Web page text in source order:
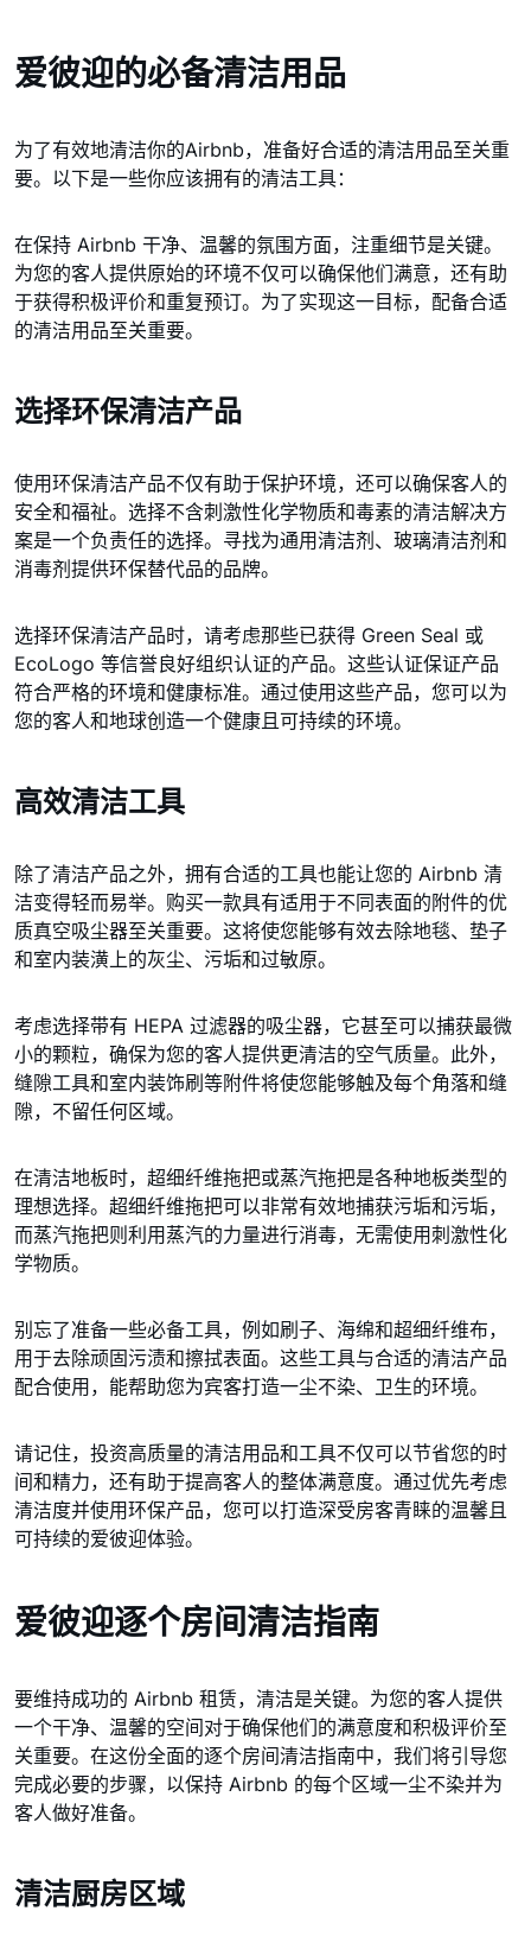
爱彼迎的必备清洁用品
为了有效地清洁你的Airbnb，准备好合适的清洁用品至关重
要。以下是一些你应该拥有的清洁工具：
在保持 Airbnb 干净、温馨的氛围方面，注重细节是关键。
为您的客人提供原始的环境不仅可以确保他们满意，还有助
于获得积极评价和重复预订。为了实现这一目标，配备合适
的清洁用品至关重要。
选择环保清洁产品
使用环保清洁产品不仅有助于保护环境，还可以确保客人的
安全和福祉。选择不含刺激性化学物质和毒素的清洁解决方
案是一个负责任的选择。寻找为通用清洁剂、玻璃清洁剂和
消毒剂提供环保替代品的品牌。
选择环保清洁产品时，请考虑那些已获得 Green Seal 或
EcoLogo 等信誉良好组织认证的产品。这些认证保证产品
符合严格的环境和健康标准。通过使用这些产品，您可以为
您的客人和地球创造一个健康且可持续的环境。
高效清洁工具
除了清洁产品之外，拥有合适的工具也能让您的 Airbnb 清
洁变得轻而易举。购买一款具有适用于不同表面的附件的优
质真空吸尘器至关重要。这将使您能够有效去除地毯、垫子
和室内装潢上的灰尘、污垢和过敏原。
考虑选择带有 HEPA 过滤器的吸尘器，它甚至可以捕获最微
小的颗粒，确保为您的客人提供更清洁的空气质量。此外，
缝隙工具和室内装饰刷等附件将使您能够触及每个角落和缝
隙，不留任何区域。
在清洁地板时，超细纤维拖把或蒸汽拖把是各种地板类型的
理想选择。超细纤维拖把可以非常有效地捕获污垢和污垢，
而蒸汽拖把则利用蒸汽的力量进行消毒，无需使用刺激性化
学物质。
别忘了准备一些必备工具，例如刷子、海绵和超细纤维布，
用于去除顽固污渍和擦拭表面。这些工具与合适的清洁产品
配合使用，能帮助您为宾客打造一尘不染、卫生的环境。
请记住，投资高质量的清洁用品和工具不仅可以节省您的时
间和精力，还有助于提高客人的整体满意度。通过优先考虑
清洁度并使用环保产品，您可以打造深受房客青睐的温馨且
可持续的爱彼迎体验。
爱彼迎逐个房间清洁指南
要维持成功的 Airbnb 租赁，清洁是关键。为您的客人提供
一个干净、温馨的空间对于确保他们的满意度和积极评价至
关重要。在这份全面的逐个房间清洁指南中，我们将引导您
完成必要的步骤，以保持 Airbnb 的每个区域一尘不染并为
客人做好准备。
清洁厨房区域